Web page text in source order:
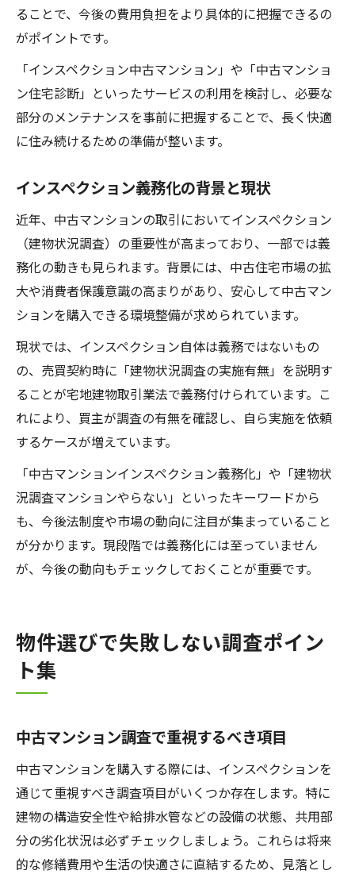
ることで、今後の費用負担をより具体的に把握できるの
がポイントです。
「インスペクション中古マンション」や「中古マンショ
ン住宅診断」といったサービスの利用を検討し、必要な
部分のメンテナンスを事前に把握することで、長く快適
に住み続けるための準備が整います。
インスペクション義務化の背景と現状
近年、中古マンションの取引においてインスペクション
（建物状況調査）の重要性が高まっており、一部では義
務化の動きも見られます。背景には、中古住宅市場の拡
大や消費者保護意識の高まりがあり、安心して中古マン
ションを購入できる環境整備が求められています。
現状では、インスペクション自体は義務ではないもの
の、売買契約時に「建物状況調査の実施有無」を説明す
ることが宅地建物取引業法で義務付けられています。こ
れにより、買主が調査の有無を確認し、自ら実施を依頼
するケースが増えています。
「中古マンションインスペクション義務化」や「建物状
況調査マンションやらない」といったキーワードから
も、今後法制度や市場の動向に注目が集まっていること
が分かります。現段階では義務化には至っていません
が、今後の動向もチェックしておくことが重要です。
物件選びで失敗しない調査ポイン
ト集
中古マンション調査で重視するべき項目
中古マンションを購入する際には、インスペクションを
通じて重視すべき調査項目がいくつか存在します。特に
建物の構造安全性や給排水管などの設備の状態、共用部
分の劣化状況は必ずチェックしましょう。これらは将来
的な修繕費用や生活の快適さに直結するため、見落とし